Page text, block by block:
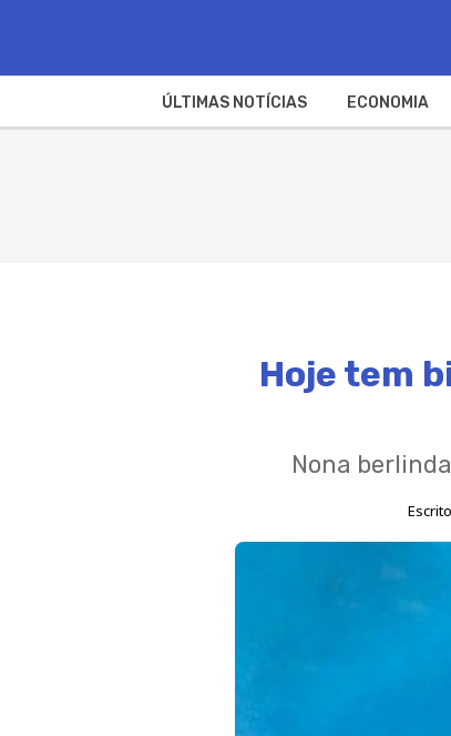
ÚLTIMAS NOTÍCIAS ECONOMIA
Hoje tem
Nona